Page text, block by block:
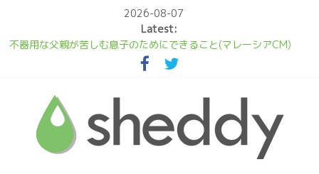
content
2026-08-07
Latest:
不器用な父親が苦しむ息子のためにできること(マレーシアCM)
泣く赤ちゃんに気が付かないお母さん。その理由は…(感動動画)
見返りを求めない優しさを描いたタイの感動CM
のショートフィルム
Daddy! いつでもパパと一緒